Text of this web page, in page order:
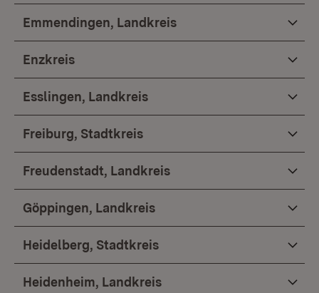
Emmendingen, Landkreis
Enzkreis
Esslingen, Landkreis
Freiburg, Stadtkreis
Freudenstadt, Landkreis
Göppingen, Landkreis
Heidelberg, Stadtkreis
Heidenheim, Landkreis